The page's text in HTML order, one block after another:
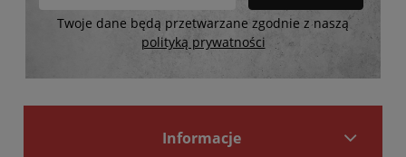
Twoje dane będą przetwarzane zgodnie z naszą
polityką prywatności
Informacje